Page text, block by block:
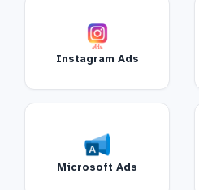
Instagram Ads
Microsoft Ads